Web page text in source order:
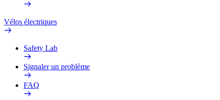
Vélos électriques
Safety Lab
Signaler un problème
FAQ